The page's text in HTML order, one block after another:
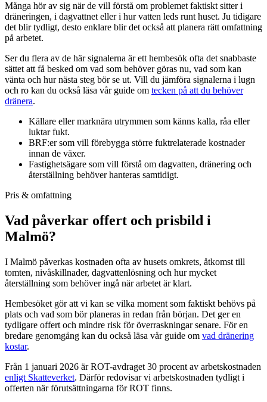
Många hör av sig när de vill förstå om problemet faktiskt sitter i
dräneringen, i dagvattnet eller i hur vatten leds runt huset. Ju tidigare
det blir tydligt, desto enklare blir det också att planera rätt omfattning
på arbetet.
Ser du flera av de här signalerna är ett hembesök ofta det snabbaste
sättet att få besked om vad som behöver göras nu, vad som kan
vänta och hur nästa steg bör se ut. Vill du jämföra signalerna i lugn
och ro kan du också läsa vår guide om tecken på att du behöver
dränera.
Källare eller marknära utrymmen som känns kalla, råa eller
luktar fukt.
BRF:er som vill förebygga större fuktrelaterade kostnader
innan de växer.
Fastighetsägare som vill förstå om dagvatten, dränering och
återställning behöver hanteras samtidigt.
Pris & omfattning
Vad påverkar offert och prisbild i
Malmö?
I Malmö påverkas kostnaden ofta av husets omkrets, åtkomst till
tomten, nivåskillnader, dagvattenlösning och hur mycket
återställning som behöver ingå när arbetet är klart.
Hembesöket gör att vi kan se vilka moment som faktiskt behövs på
plats och vad som bör planeras in redan från början. Det ger en
tydligare offert och mindre risk för överraskningar senare. För en
bredare genomgång kan du också läsa vår guide om vad dränering
kostar.
Från 1 januari 2026 är ROT-avdraget 30 procent av arbetskostnaden
enligt Skatteverket. Därför redovisar vi arbetskostnaden tydligt i
offerten när förutsättningarna för ROT finns.